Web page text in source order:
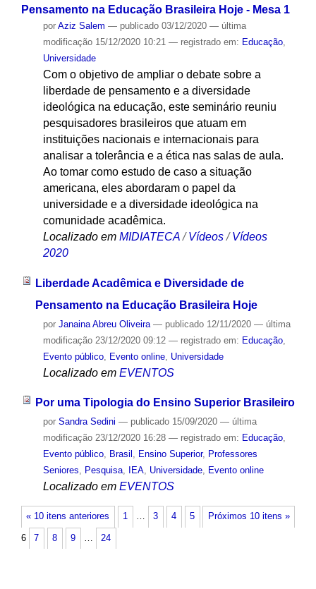
Pensamento na Educação Brasileira Hoje - Mesa 1
por Aziz Salem — publicado03/12/2020 — última
modificação15/12/2020 10:21 — registrado em: Educação,
Universidade
Com o objetivo de ampliar o debate sobre a
liberdade de pensamento e a diversidade
ideológica na educação, este seminário reuniu
pesquisadores brasileiros que atuam em
instituições nacionais e internacionais para
analisar a tolerância e a ética nas salas de aula.
Ao tomar como estudo de caso a situação
americana, eles abordaram o papel da
universidade e a diversidade ideológica na
comunidade acadêmica.
Localizado em MIDIATECA /Vídeos /Vídeos
2020
Liberdade Acadêmica e Diversidade de
Pensamento na Educação Brasileira Hoje
por Janaina Abreu Oliveira — publicado12/11/2020 — última
modificação23/12/2020 09:12 — registrado em: Educação,
Evento público, Evento online, Universidade
Localizado em EVENTOS
Por uma Tipologia do Ensino Superior Brasileiro
por Sandra Sedini — publicado15/09/2020 — última
modificação23/12/2020 16:28 — registrado em: Educação,
Evento público, Brasil , Ensino Superior, Professores
Seniores, Pesquisa, IEA, Universidade, Evento online
Localizado em EVENTOS
« 10 itens anteriores Próximos 10 itens »
1 … 3 4 5
6 7 8 9 … 24